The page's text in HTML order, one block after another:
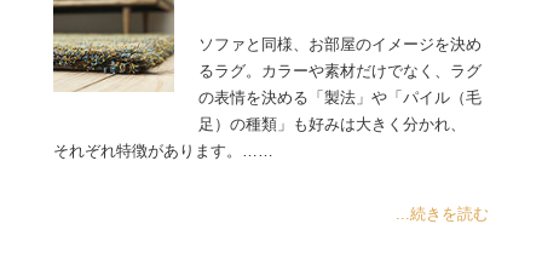
ソファと同様、お部屋のイメージを決め
るラグ。カラーや素材だけでなく、ラグ
の表情を決める「製法」や「パイル（毛
足）の種類」も好みは大きく分かれ、
それぞれ特徴があります。……
...続きを読む